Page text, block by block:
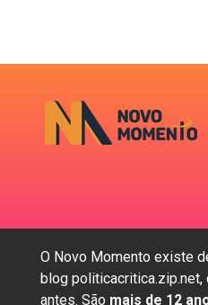
O Novo Momento existe
blog politicacritica.zip.net,
antes. São mais de 12